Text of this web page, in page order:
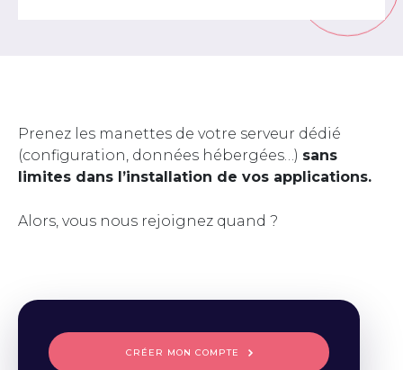
Prenez les manettes de votre serveur dédié
(configuration, données hébergées…) sans
limites dans l’installation de vos applications.
Alors, vous nous rejoignez quand ?
CRÉER MON COMPTE